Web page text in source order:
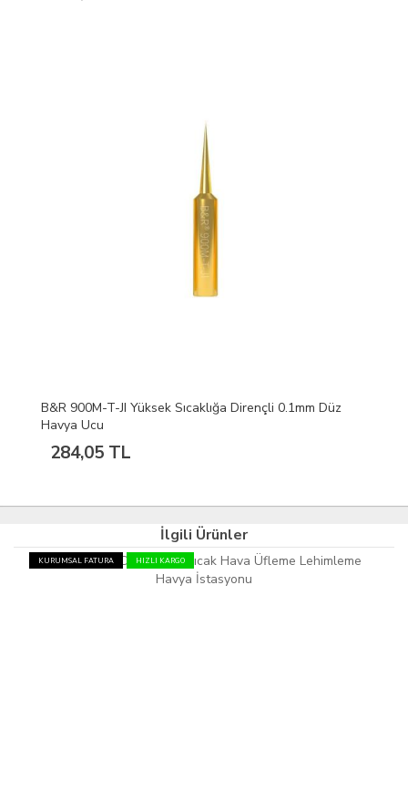
B&R 900M-T-JI Yüksek Sıcaklığa Dirençli 0.1mm Düz
Havya Ucu
284,05 TL
İlgili Ürünler
KURUMSAL FATURA HIZLI KARGO